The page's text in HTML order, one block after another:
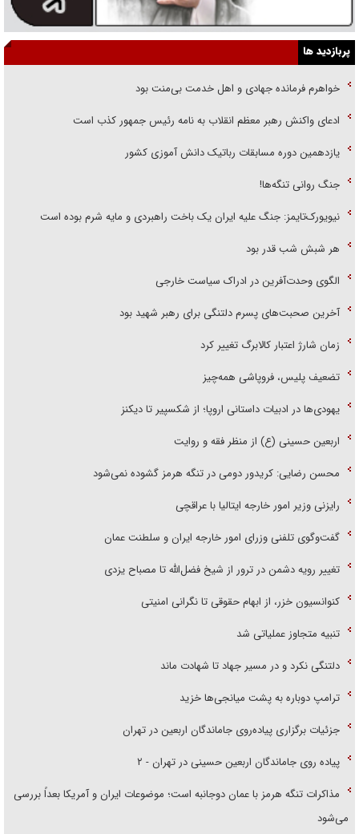
پربازدید ها
خواهرم فرمانده جهادی و اهل خدمت بی‌منت بود
ادعای واکنش رهبر معظم انقلاب به نامه رئیس جمهور کذب است
یازدهمین دوره مسابقات رباتیک دانش آموزی کشور
جنگ روانی تنگه‌ها!
نیویورک‌تایمز: جنگ علیه ایران یک باخت راهبردی و مایه شرم بوده است
هر شبش شب قدر بود
الگوی وحدت‌آفرین در ادراک سیاست خارجی
آخرین صحبت‌های پسرم دلتنگی برای رهبر شهید بود
زمان شارژ اعتبار کالابرگ تغییر کرد
تضعیف پلیس، فروپاشی همه‌چیز
یهودی‌ها در ادبیات داستانی اروپا؛ از شکسپیر تا دیکنز
اربعین حسینی (ع) از منظر فقه و روایت
محسن رضایی: کریدور دومی در تنگه هرمز گشوده نمی‌شود
رایزنی وزیر امور خارجه ایتالیا با عراقچی
گفت‌وگوی تلفنی وزرای امور خارجه ایران و سلطنت عمان
تغییر رویه دشمن در ترور از شیخ فضل‌الله تا مصباح یزدی
کنوانسیون خزر، از ابهام حقوقی تا نگرانی امنیتی
تنبیه متجاوز عملیاتی شد
دلتنگی نکرد و در مسیر جهاد تا شهادت ماند
ترامپ دوباره به پشت میانجی‌ها خزید
جزئیات برگزاری پیاده‌روی جاماندگان اربعین در تهران
پیاده روی جاماندگان اربعین حسینی در تهران - ۲
مذاکرات تنگه هرمز با عمان دوجانبه است؛ موضوعات ایران و آمریکا بعداً بررسی
می‌شود